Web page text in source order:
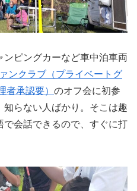
ピングカーなど車中泊車両
ンクラブ（プライベートグ
者承認要） のオフ会に初参
らない人ばかり。そこは趣
会話できるので、すぐに打